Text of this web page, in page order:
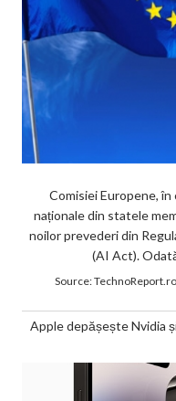
Comisiei Europene,
naționale din statele
noilor prevederi din
(AI Act).
Source:TechnoReport.ro
Apple depășește Nvidia